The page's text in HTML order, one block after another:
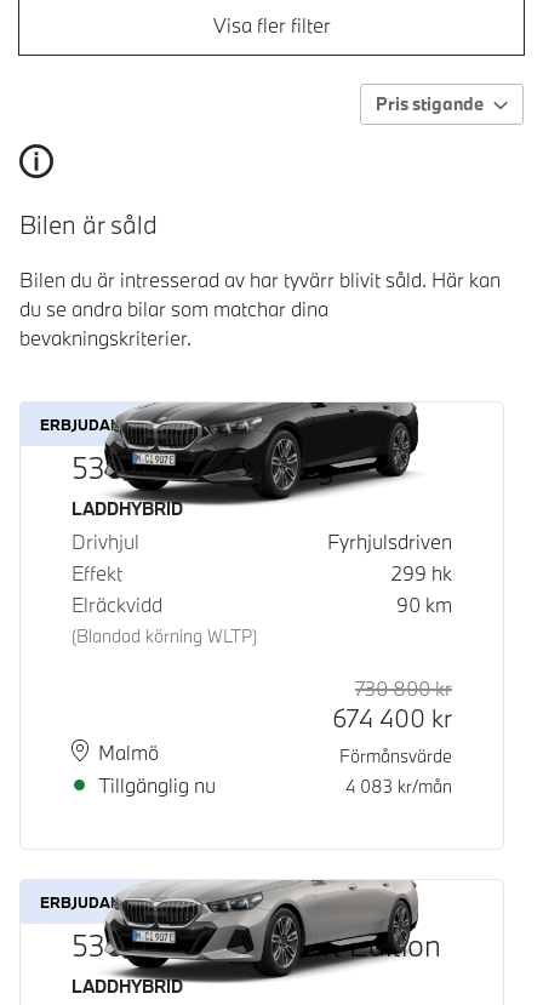
Visa fler filter
Pris stigande
Bilen är såld
Bilen du är intresserad av har tyvärr blivit såld. Här kan
du se andra bilar som matchar dina
bevakningskriterier.
ERBJUDANDE
530e xDrive Touring
Bränsle
LADDHYBRID
Drivhjul
Fyrhjulsdriven
Effekt
299 hk
Elräckvidd
(Blandad körning WLTP)
90 km
PlatsMalmö
Leveranstid
Tillgänglig nu
Rek. ord
730 800kr
674 400 kr
Förmånsvärde
4 083 kr/mån
ERBJUDANDE
530e xDrive M Sport Edition
Bränsle
LADDHYBRID